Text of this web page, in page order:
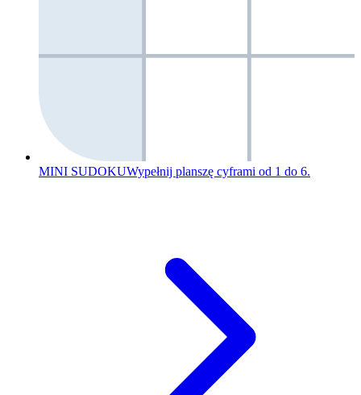
MINI SUDOKUWypełnij planszę cyframi od 1 do 6.